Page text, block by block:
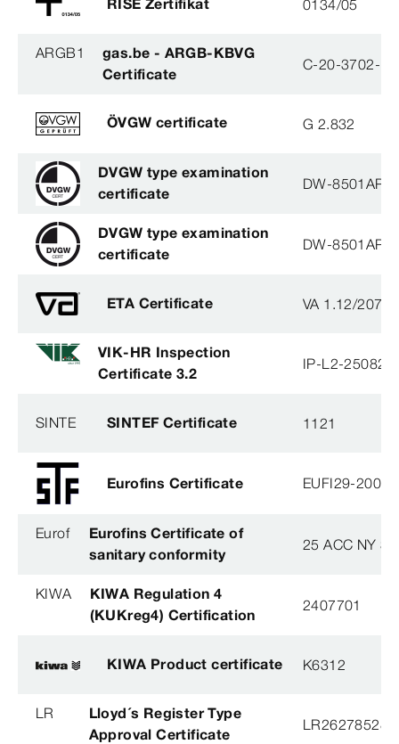
RISE Zertifikat 0134/05
ARGB1
gas.be - ARGB-KBVG
Certificate
C-20-3702-BA
ÖVGW certificate G 2.832
DVGW type examination
certificate
DW-
DVGW type examination
certificate
DW-
ETA Certificate VA 1.12/20786
VIK-HR Inspection
Certificate 3.2
IP-L2-250825
SINTE SINTEF Certificate 1121
Eurofins Certificate EUFI29-
Eurof
Eurofins Certificate of
sanitary conformity
25 ACC NY
KIWA
KIWA Regulation 4
(KUKreg4) Certification
2407701
KIWA Product certificate K6312
LR
Lloyd´s Register Type
Approval Certificate